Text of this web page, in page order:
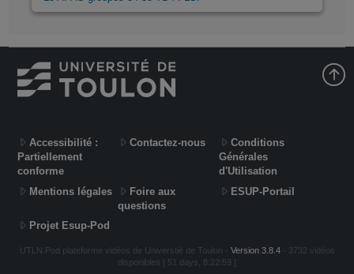
Accessibilité :
Partiellement
conforme
Contactez-nous
Conditions
Générales
d'Utilisation
Mentions légales
Foire aux
questions
ESUP-Portail
Projet Esup-Pod
UTLN.Pod plateforme vidéos de Universtié de Toulon - Version 3.8.4- 3732 vidéos
disponibles [ 51 days, 8:22:59 ]